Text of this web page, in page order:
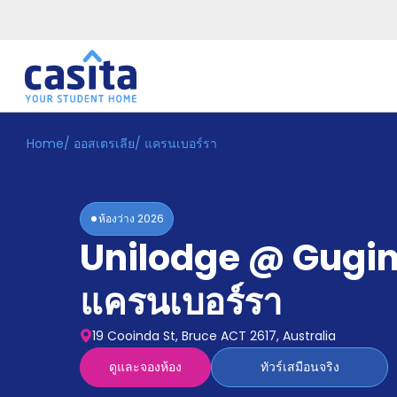
Home TH AUD
ระบบ
Accommodation
Home/ ออสเตรเลีย/ แครนเบอร์รา
ห้องว่าง 2026
Unilodge @
แครนเบอร์รา
19 Cooinda St, Bruce ACT 2617, Australia
ดูและจองห้อง
ทัวร์เสมือนจริง